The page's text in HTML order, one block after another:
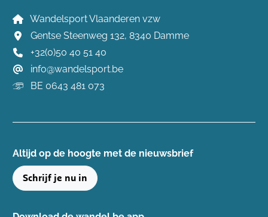
Wandelsport Vlaanderen vzw
Gentse Steenweg 132, 8340 Damme
+32(0)50 40 51 40
info@wandelsport.be
BE 0643 481 073
Altijd op de hoogte ​met de nieuwsbrief
Schrijf je nu in